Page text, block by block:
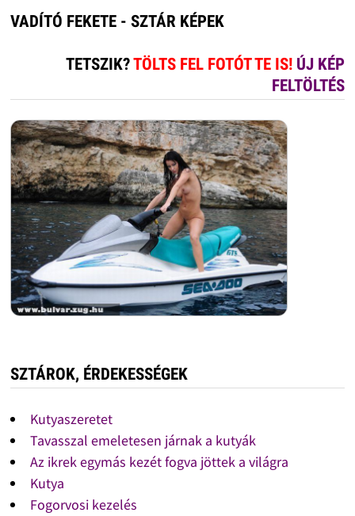
VADÍTÓ FEKETE - SZTÁR KÉPEK
TETSZIK?TÖLTS FEL FOTÓT TE IS! ÚJ KÉP
FELTÖLTÉS
SZTÁROK, ÉRDEKESSÉGEK
Kutyaszeretet
Tavasszal emeletesen járnak a kutyák
Az ikrek egymás kezét fogva jöttek a világra
Kutya
Fogorvosi kezelés